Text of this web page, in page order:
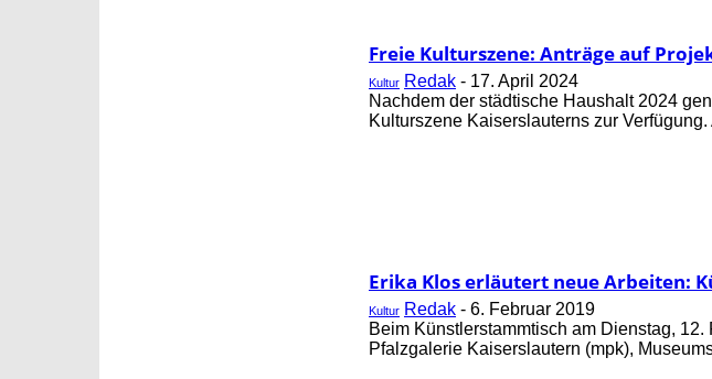
Freie Kulturszene: Anträge auf
Kultur Redak - 17. April 2024
Nachdem der städtische Haushalt 2024
Kulturszene Kaiserslauterns zur
Erika Klos erläutert neue Arbeiten:
Kultur Redak - 6. Februar 2019
Beim Künstlerstammtisch am Dienstag,
Pfalzgalerie Kaiserslautern (mpk),